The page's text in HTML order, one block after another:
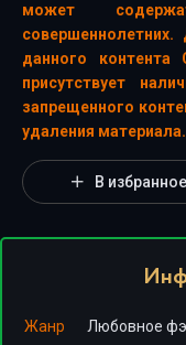
может
данного
присутствует
запрещенного
удаления материала.
В избранное
Жанр
Любовное